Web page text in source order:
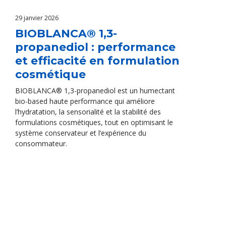
29 janvier 2026
BIOBLANCA® 1,3-
propanediol : performance
et efficacité en formulation
cosmétique
BIOBLANCA® 1,3-propanediol est un humectant
bio-based haute performance qui améliore
l’hydratation, la sensorialité et la stabilité des
formulations cosmétiques, tout en optimisant le
système conservateur et l’expérience du
consommateur.